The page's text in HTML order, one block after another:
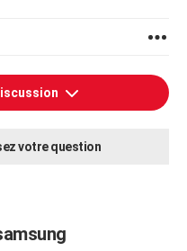
votre question